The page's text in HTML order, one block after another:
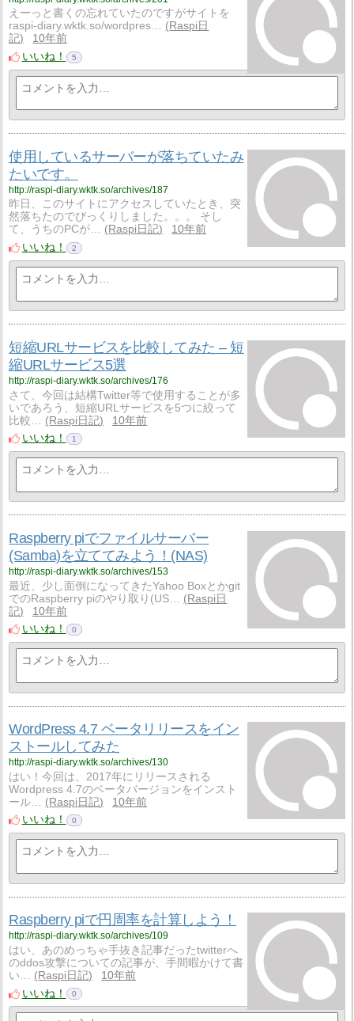
えーっと書くの忘れていたのですがサイトを
raspi-diary.wktk.so/wordpres…
Raspi日
記
10年前
いいね！
5
使用しているサーバーが落ちていたみ
たいです。
http://raspi-diary.wktk.so/archives/187
昨日、このサイトにアクセスしていたとき、突
然落ちたのでびっくりしました。。。 そし
て、うちのPCが…
Raspi日記
10年前
いいね！
2
短縮URLサービスを比較してみた – 短
縮URLサービス5選
http://raspi-diary.wktk.so/archives/176
さて、今回は結構Twitter等で使用することが多
いであろう、短縮URLサービスを5つに絞って
比較…
Raspi日記
10年前
いいね！
1
Raspberry piでファイルサーバー
(Samba)を立ててみよう！(NAS)
http://raspi-diary.wktk.so/archives/153
最近、少し面倒になってきたYahoo Boxとかgit
でのRaspberry piのやり取り(US…
Raspi日
記
10年前
いいね！
0
WordPress 4.7 ベータリリースをイン
ストールしてみた
http://raspi-diary.wktk.so/archives/130
はい！今回は、2017年にリリースされる
Wordpress 4.7のベータバージョンをインスト
ール…
Raspi日記
10年前
いいね！
0
Raspberry piで円周率を計算しよう！
http://raspi-diary.wktk.so/archives/109
はい、あのめっちゃ手抜き記事だったtwitterへ
のddos攻撃についての記事が、手間暇かけて書
い…
Raspi日記
10年前
いいね！
0